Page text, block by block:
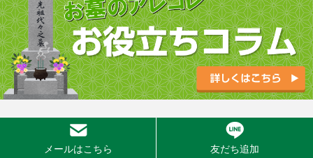
メールはこちら 友だち追加